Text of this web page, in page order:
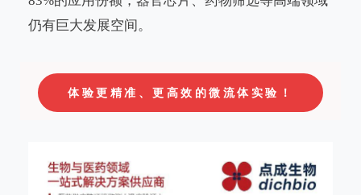
仍有巨大发展空间 。
体验更精准、更高效的微流体实验！